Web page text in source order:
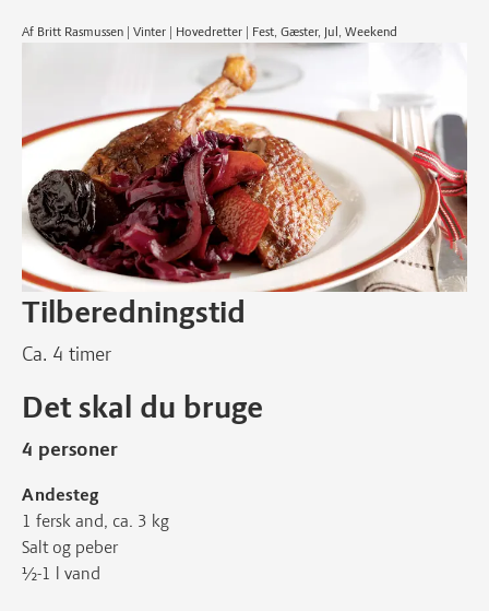
Af Britt Rasmussen | Vinter | Hovedretter | Fest, Gæster, Jul, Weekend
Tilberedningstid
Ca. 4 timer
Det skal du bruge
4 personer
Andesteg
1 fersk and, ca. 3 kg
Salt og peber
½-1 l vand